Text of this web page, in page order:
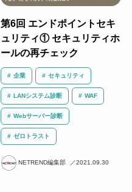
第6回 エンドポイントセキ
ュリティ① セキュリティホ
ールの再チェック
企業 セキュリティ
LANシステム診断 WAF
Webサーバー診断
ゼロトラスト
NETREND編集部 2021.09.30